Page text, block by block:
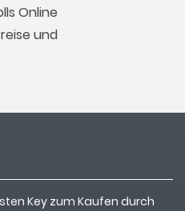
Online
und
Key zum Kaufen durch